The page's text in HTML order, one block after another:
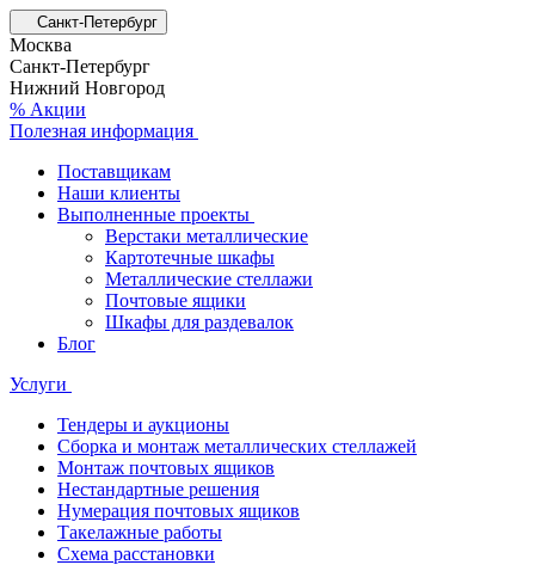
Санкт-Петербург
Москва
Санкт-Петербург
Нижний Новгород
% Акции
Полезная информация
Поставщикам
Наши клиенты
Выполненные проекты
Верстаки металлические
Картотечные шкафы
Металлические стеллажи
Почтовые ящики
Шкафы для раздевалок
Блог
Услуги
Тендеры и аукционы
Сборка и монтаж металлических стеллажей
Монтаж почтовых ящиков
Нестандартные решения
Нумерация почтовых ящиков
Такелажные работы
Схема расстановки